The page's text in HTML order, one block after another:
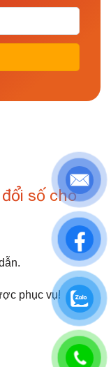
số cho
phục vụ!